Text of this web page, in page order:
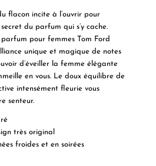
flacon incite à l’ouvrir pour
du parfum qui s’y cache.
pour femmes Tom Ford
unique et magique de notes
d’éveiller la femme élégante
en vous. Le doux équilibre de
intensément fleurie vous
senteur.
très original
froides et en soirées